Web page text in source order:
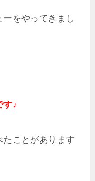
をやってきまし
す♪
たことがあります